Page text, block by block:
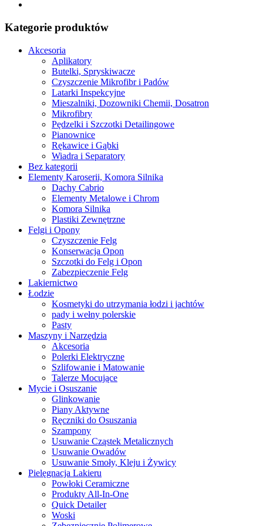
Kategorie produktów
Akcesoria
Aplikatory
Butelki, Spryskiwacze
Czyszczenie Mikrofibr i Padów
Latarki Inspekcyjne
Mieszalniki, Dozowniki Chemii, Dosatron
Mikrofibry
Pędzelki i Szczotki Detailingowe
Pianownice
Rękawice i Gąbki
Wiadra i Separatory
Bez kategorii
Elementy Karoserii, Komora Silnika
Dachy Cabrio
Elementy Metalowe i Chrom
Komora Silnika
Plastiki Zewnętrzne
Felgi i Opony
Czyszczenie Felg
Konserwacja Opon
Szczotki do Felg i Opon
Zabezpieczenie Felg
Lakiernictwo
Łodzie
Kosmetyki do utrzymania łodzi i jachtów
pady i wełny polerskie
Pasty
Maszyny i Narzędzia
Akcesoria
Polerki Elektryczne
Szlifowanie i Matowanie
Talerze Mocujące
Mycie i Osuszanie
Glinkowanie
Piany Aktywne
Ręczniki do Osuszania
Szampony
Usuwanie Cząstek Metalicznych
Usuwanie Owadów
Usuwanie Smoły, Kleju i Żywicy
Pielęgnacja Lakieru
Powłoki Ceramiczne
Produkty All-In-One
Quick Detailer
Woski